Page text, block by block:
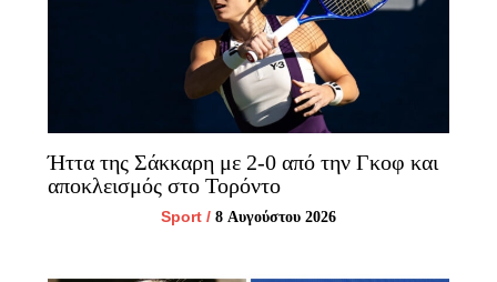
Ήττα της Σάκκαρη με 2-0 από την Γκοφ και
αποκλεισμός στο Τορόντο
Sport / 8 Αυγούστου 2026